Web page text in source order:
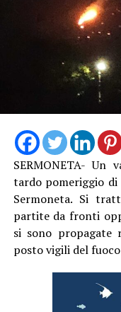
SERMONETA-
tardo pomeriggio
Sermoneta. Si
partite da fronti
si sono propagate
posto vigili del